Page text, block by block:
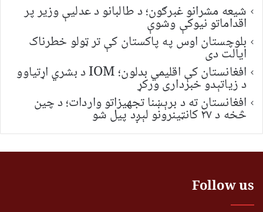
شیعه مشرانو غبرګون؛ د طالبانو د عدلیې وزیر پر
اقداماتو نیوکې وشوې
بلوچستان اوس په پاکستان کې تر ټولو خطرناک
ایالت دی
افغانستان کې اقلیمي بدلون؛ IOM د بشري اړتیاوو
د زیاتېدو خبرداری ورکړ
افغانستان ته د برېښنا تجهیزاتو واردات؛ د چین
څخه د ۲۷ کانټینرونو لېږد پیل شو
Follow us